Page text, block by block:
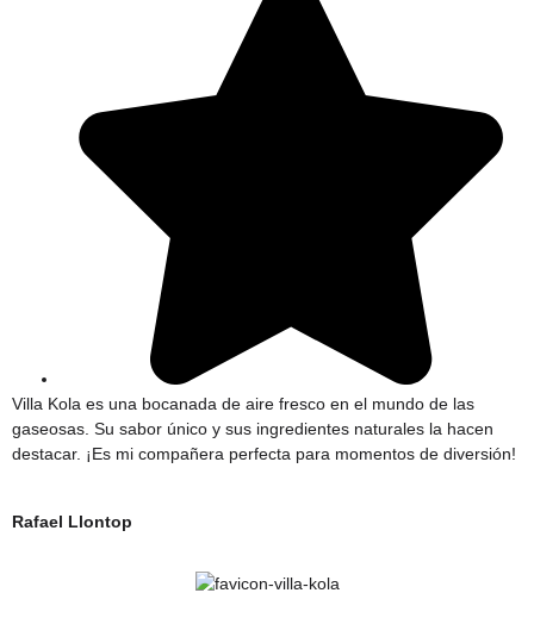
Villa Kola es una bocanada de aire fresco en el mundo de las
gaseosas. Su sabor único y sus ingredientes naturales la hacen
destacar. ¡Es mi compañera perfecta para momentos de diversión!
Rafael Llontop